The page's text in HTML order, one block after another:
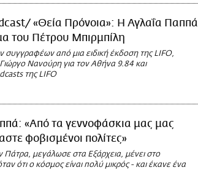
«Θεία Πρόνοια»: Η Αγλαΐα Παππά
του Πέτρου Μπιρμπίλη
συγγραφέων από μια ειδική έκδοση της LIFO,
Νανούρη για τον Αθήνα 9.84 και
της LIFO
«Από τα γεννοφάσκια μας μας
φοβισμένοι πολίτες»
Πάτρα, μεγάλωσε στα Εξάρχεια, μένει στο
ότι ο κόσμος είναι πολύ μικρός - και έκανε ένα